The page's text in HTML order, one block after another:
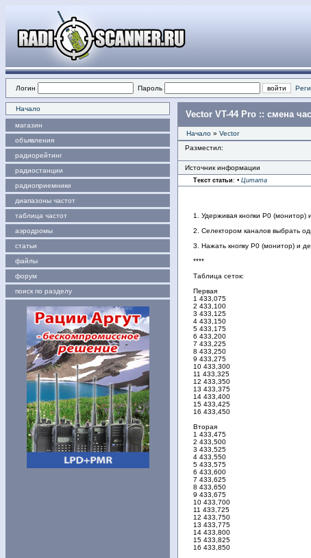
Логин Пароль
Начало
магазин
объявления
радиорейтинг
радиостанции
радиоприемники
диапазоны частот
таблица частот
аэродромы
статьи
файлы
форум
поиск по разделу
Vector VT-44 Pro :: смена
Начало » Vector
Разместил:
Источник информации
Текст статьи: • Цитата
1. Удерживая кнопки Р0 (монитор)
2. Селектором каналов выбрать
3. Нажать кнопку Р0 (монитор) и
****
Таблица сеток:
Первая
1 433,075
2 433,100
3 433,125
4 433,150
5 433,175
6 433,200
7 433,225
8 433,250
9 433,275
10 433,300
11 433,325
12 433,350
13 433,375
14 433,400
15 433,425
16 433,450
Вторая
1 433,475
2 433,500
3 433,525
4 433,550
5 433,575
6 433,600
7 433,625
8 433,650
9 433,675
10 433,700
11 433,725
12 433,750
13 433,775
14 433,800
15 433,825
16 433,850